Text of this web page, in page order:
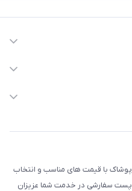
۲۰ سال سابقه در پوشاک با قیمت های مناسب و انتخاب
پست سفارشی در خدمت شما عزیزان